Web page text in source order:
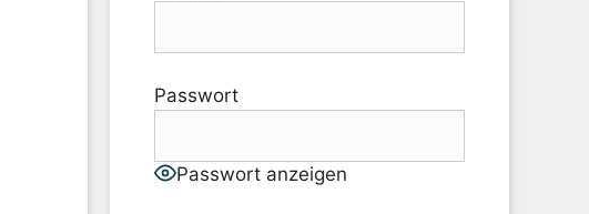
Passwort
Passwort anzeigen